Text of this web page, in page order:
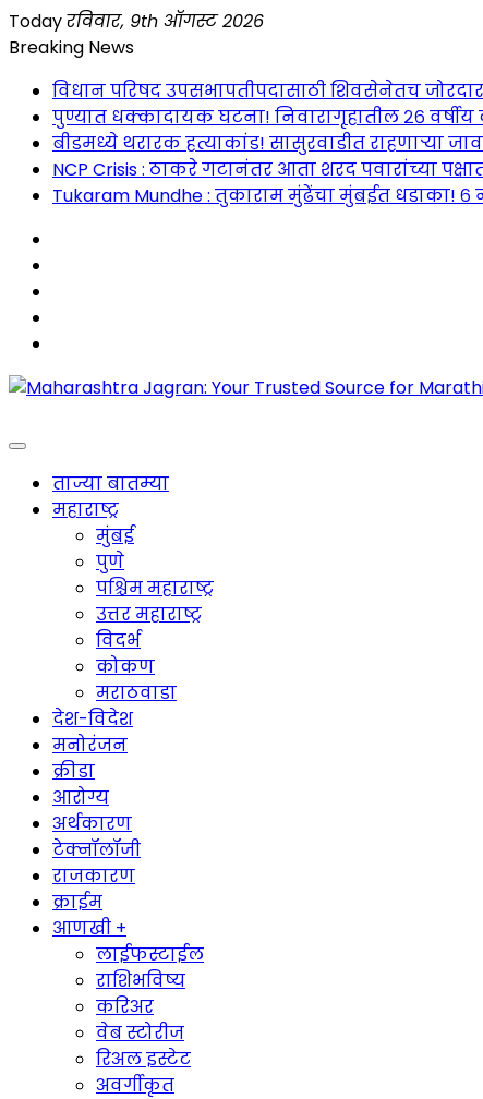
Skip
to
Todayरविवार, 9th ऑगस्ट 2026
Breaking News
विधान परिषद उपसभापतीपदासाठी शिवसेनेतच
पुण्यात धक्कादायक घटना! निवारागृहातील २६
बीडमध्ये थरारक हत्याकांड! सासुरवाडीत राहणाऱ्या
NCP Crisis : ठाकरे गटानंतर आता शरद पवारांच्या
Tukaram Mundhe : तुकाराम मुंढेंचा मुंबईत धडाका!
Maharashtra Jagran : Your Trusted Companion
ताज्या बातम्या
महाराष्ट्र
मुंबई
पुणे
पश्चिम महाराष्ट्र
उत्तर महाराष्ट्र
विदर्भ
कोकण
मराठवाडा
देश-विदेश
मनोरंजन
क्रीडा
आरोग्य
अर्थकारण
टेक्नॉलॉजी
राजकारण
क्राईम
आणखी +
लाईफस्टाईल
राशिभविष्य
करिअर
वेब स्टोरीज
रिअल इस्टेट
अवर्गीकृत